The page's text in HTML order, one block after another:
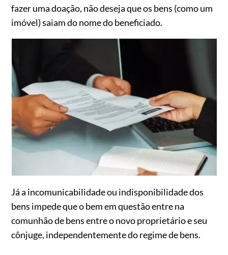
fazer uma doação, não deseja que os bens (como um
imóvel) saiam do nome do beneficiado.
Já a incomunicabilidade ou indisponibilidade dos
bens impede que o bem em questão entre na
comunhão de bens entre o novo proprietário e seu
cônjuge, independentemente do regime de bens.